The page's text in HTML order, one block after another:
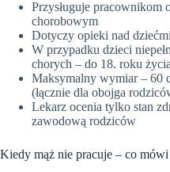
Przysługuje pracownikom
chorobowym
Dotyczy opieki nad
W przypadku dzieci
chorych – do 18. roku życia
Maksymalny wymiar – 60
(łącznie dla obojga
Lekarz ocenia tylko stan
zawodową rodziców
Kiedy mąż nie pracuje – co